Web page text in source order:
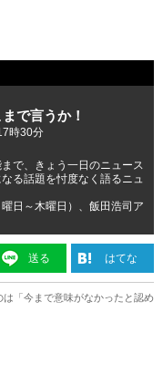
で言うか！
時30分
で、きょう一日のニュース
る話題を忖度なく語るニュ
日～木曜日）、飯田浩司ア
送る はてな
「今まで意味がなかったと認め